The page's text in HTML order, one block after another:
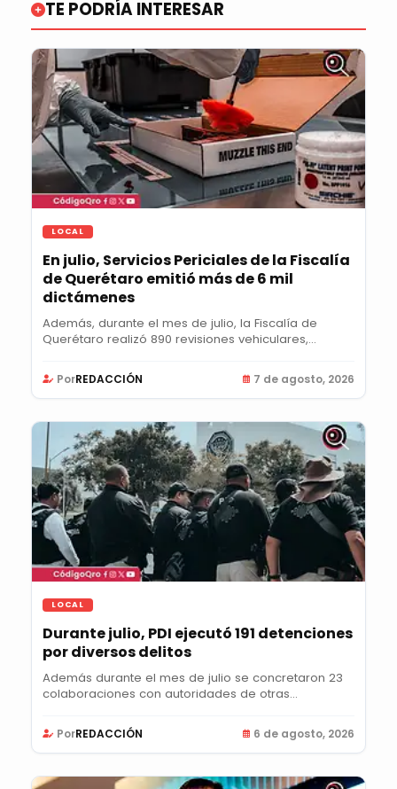
TE PODRÍA INTERESAR
LOCAL
En julio, Servicios Periciales de la Fiscalía
de Querétaro emitió más de 6 mil
dictámenes
Además, durante el mes de julio, la Fiscalía de
Querétaro realizó 890 revisiones vehiculares,...
PorREDACCIÓN 7 de agosto, 2026
LOCAL
Durante julio, PDI ejecutó 191 detenciones
por diversos delitos
Además durante el mes de julio se concretaron 23
colaboraciones con autoridades de otras
PorREDACCIÓN 6 de agosto, 2026